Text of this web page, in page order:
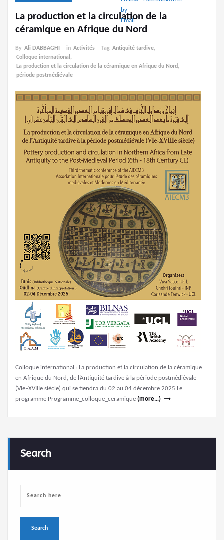
La production et la circulation de la
céramique en Afrique du Nord
By Ali DABBAGHI in Activités Tag Antiquité tardive,
Colloque international ,
La production et la circulation de la céramique en Afrique du Nord ,
période postmédiévale
Colloque international : La production et la circulation de la céramique
en Afrique du Nord, de l’Antiquité tardive à la période postmédiévale
(VIe–XVIIIe siècle) qui se tiendra du 02 au 04 décembre 2025 Le
programme Programme_colloque_ceramique (more…)
Search